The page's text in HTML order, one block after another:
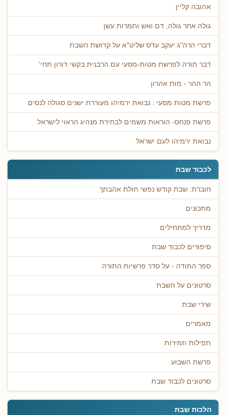
אהובה קליין
גולה אחר גולה, דם ואש ותמרות עשן
דברי הרה"ג יעקב עדס שליט"א על קדושת השבת
דבר תורה לפרשת מטות-מסעי עם הרבנית בקשי דורון תחי'
הר ההר - מות אהרון
פרשת מטות מסעי : נבואת ירמיהו מעוררת ישנים סגולה לנסים
פרשת פנחס- הוראות משמים לבחירת מנהיג הראוי לישראל
נבואת ירמיהו לעם ישראל
לכבוד שבת
חוברת: שבת קודש נפשי חולת אהבתך
מתכונים
מדריך למתחילים
סיפורים לכבוד שבת
ספר התודה - על סדר פרשיות התורה
סרטונים על השבת
שירי שבת
מאמרים
תפילות וזמירות
פרשת השבוע
סרטונים לכבוד שבת
הלכות שבת